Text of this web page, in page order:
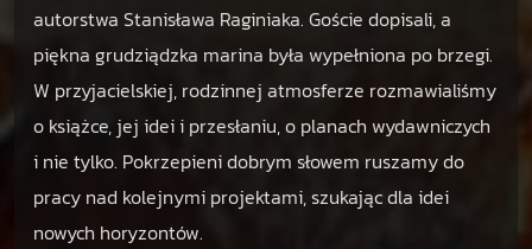
autorstwa Stanisława Raginiaka. Goście dopisali, a
piękna grudziądzka marina była wypełniona po brzegi.
W przyjacielskiej, rodzinnej atmosferze rozmawialiśmy
o książce, jej idei i przesłaniu, o planach wydawniczych
i nie tylko. Pokrzepieni dobrym słowem ruszamy do
pracy nad kolejnymi projektami, szukając dla idei
nowych horyzontów.